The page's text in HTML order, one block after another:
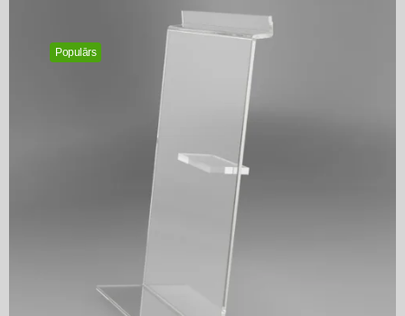
Populārs